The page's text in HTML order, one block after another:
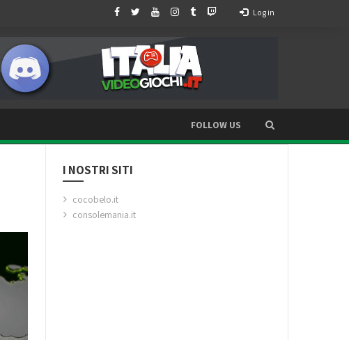
Log in
FOLLOW US
I NOSTRI SITI
cocobelo.it
consolemania.it